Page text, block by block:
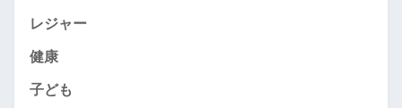
レジャー
健康
子ども